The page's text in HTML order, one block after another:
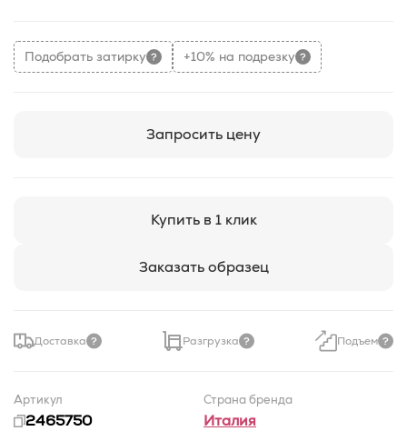
Подобрать затирку +10% на подрезку
Запросить цену
Купить в 1 клик
Заказать образец
Доставка Разгрузка Подъем
Артикул
2465750
Страна бренда
Италия